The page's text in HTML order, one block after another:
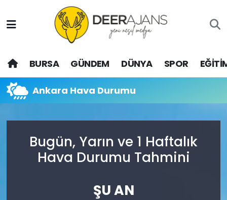
BURSA GÜNDEM DÜNYA SPOR
Ankara Hava Durumu
Bugün, Yarın ve 1 Haftalık
Hava Durumu Tahmini
ŞU AN
Hava Durumu
Trafik Durumu
Puan Durumu ve Fikstür
Son Dakika Haberleri